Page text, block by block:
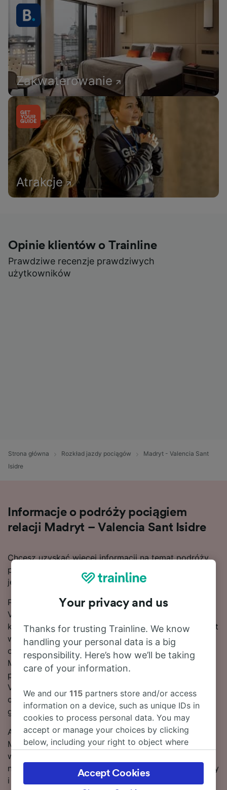
Zakwaterowanie
Atrakcje
Opinie klientów o Trainline
Prawdziwe recenzje prawdziwych
użytkowników
Strona główna Rozkład jazdy pociągów
Madryt - Valencia Sant
Isidre
Informacje o podróży pociągiem
relacji Madryt – Valencia Sant Isidre
Chcesz uzyskać więcej informacji na temat podróży
pociągiem relacji Madryt – Valencia Sant Isidre? Tutaj
je znajdziesz.
Podróż pociągiem na liczącej 301 km trasie Madryt –
Valencia Sant Isidre zwykle zajmuje 9 g 7 m, lecz
kursem przyspieszonym można dotrzeć do celu nawet
w 9 g 7 m. Ta popularna relacja jest zazwyczaj
obsługiwana przez 1 pociąg dziennie. Ponieważ trasa
Madryt – Valencia Sant Isidre nie jest obsługiwana
przez bezpośrednie pociągi, Twoja podróż do stacji
Valencia Sant Isidre obejmuje 1 przediaska. Całość lub
część Twojej podróży odbędzie się pociągiem Renfe,
głównego przewoźnika obsługującego tę trasę.
Aby zaoszczędzić na biletach na pociągi relacji
Madryt – Valencia Sant Isidre, dokonu rezerwacji z
wyprzedzeniem. Użyj znajdującego się u góry strony
narzędzia do planowania podróży, aby porównać ceny
i skorzystać z najniższych taryf.
Your privacy and us
Thanks for trusting Trainline. We know
handling your personal data is a big
responsibility. Here’s how we’ll be taking
care of your information.
We and our115 partners store and/or access
information on a device, such as unique IDs in
cookies to process personal data. You may
accept or manage your choices by clicking
below, including your right to object where
the privacy policy page. These choices will be
signaled to our partners and will not affect
Accept Cookies